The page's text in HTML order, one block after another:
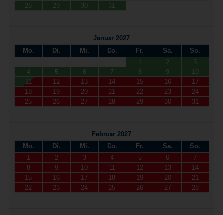
28
29 30 31
Januar 2027
Mo.
Di. Mi. Do. Fr. Sa.
So.
1
2
3
4
5 6 7 8 9
10
11
12 13 14 15 16
17
18
19 20 21 22 23
24
25
26 27 28 29 30 31
Februar 2027
Mo.
Di. Mi. Do. Fr. Sa.
So.
1
2 3 4 5 6
7
8
9 10 11 12 13
14
15
16 17 18 19 20
21
22
23 24 25 26 27 28